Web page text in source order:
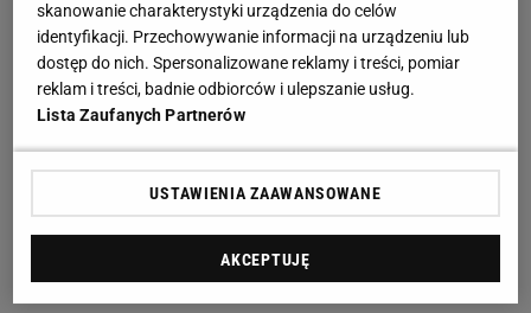
skanowanie charakterystyki urządzenia do celów
identyfikacji. Przechowywanie informacji na urządzeniu lub
dostęp do nich. Spersonalizowane reklamy i treści, pomiar
reklam i treści, badnie odbiorców i ulepszanie usług.
Lista Zaufanych Partnerów
USTAWIENIA ZAAWANSOWANE
AKCEPTUJĘ